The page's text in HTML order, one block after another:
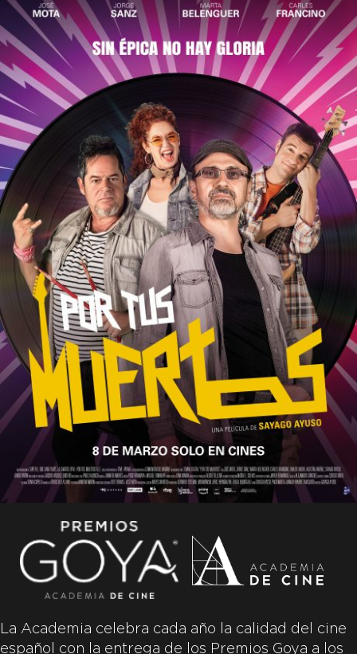
La Academia celebra cada año la calidad del cine
español con la entrega de los Premios Goya a los